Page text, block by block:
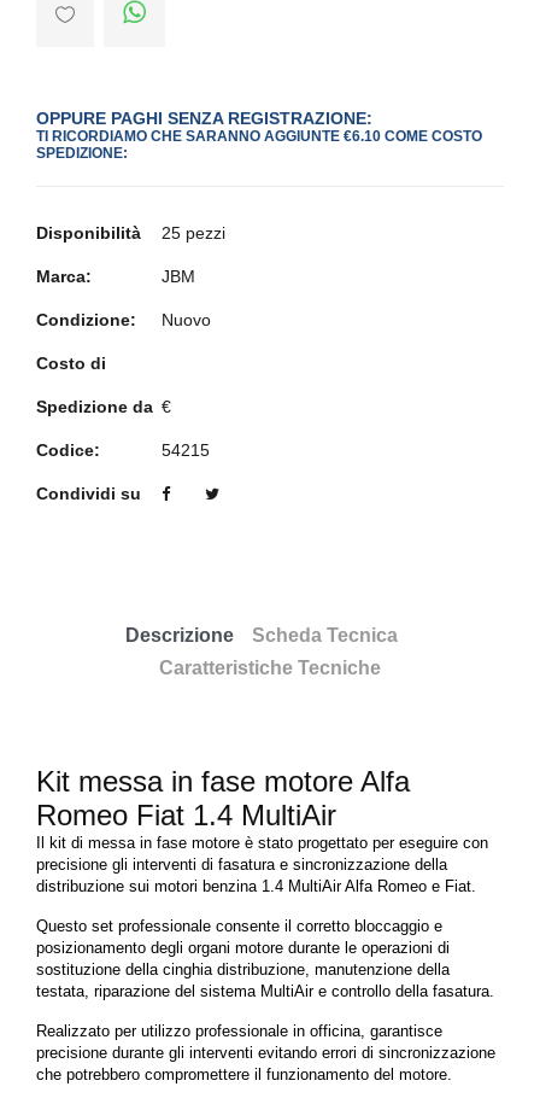
OPPURE PAGHI SENZA REGISTRAZIONE:
TI RICORDIAMO CHE SARANNO AGGIUNTE €6.10 COME COSTO
SPEDIZIONE:
Disponibilità 25 pezzi
Marca: JBM
Condizione: Nuovo
Costo di
Spedizione da €
Codice: 54215
Condividi su
Descrizione
Scheda Tecnica
Caratteristiche Tecniche
Kit messa in fase motore Alfa
Romeo Fiat 1.4 MultiAir
Il kit di messa in fase motore è stato progettato per eseguire con
precisione gli interventi di fasatura e sincronizzazione della
distribuzione sui motori benzina 1.4 MultiAir Alfa Romeo e Fiat.
Questo set professionale consente il corretto bloccaggio e
posizionamento degli organi motore durante le operazioni di
sostituzione della cinghia distribuzione, manutenzione della
testata, riparazione del sistema MultiAir e controllo della fasatura.
Realizzato per utilizzo professionale in officina, garantisce
precisione durante gli interventi evitando errori di sincronizzazione
che potrebbero compromettere il funzionamento del motore.